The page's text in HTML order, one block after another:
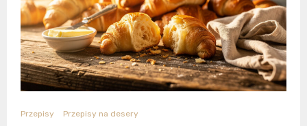
Przepisy Przepisy na desery